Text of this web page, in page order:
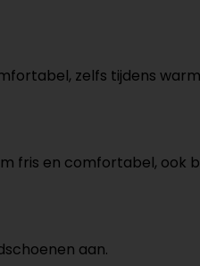
zelfs tijdens
fris en comfortabel, ook
aan.